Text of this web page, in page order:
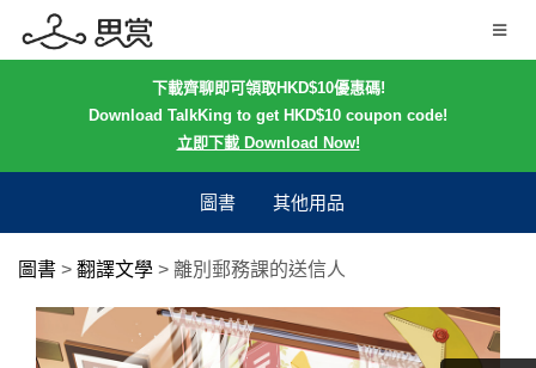
下載齊聊即可領取HKD$10優惠碼!
Download TalkKing to get HKD$10 coupon code!
立即下載 Download Now!
圖書 其他用品
圖書 > 翻譯文學 > 離別郵務課的送信人